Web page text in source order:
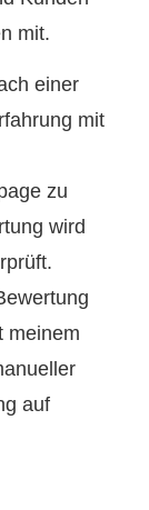
mit.
einer
mit
zu
wird
meinem
auf